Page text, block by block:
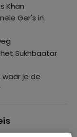
Khan
Ger's in
Sukhbaatar
waar je de